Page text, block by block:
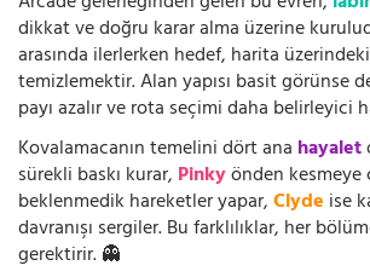
dikkat ve doğru karar alma üzerine
arasında ilerlerken hedef, harita
temizlemektir. Alan yapısı basit görünse
payı azalır ve rota seçimi daha belirleyici
Kovalamacanın temelini dört ana hayalet
sürekli baskı kurar, Pinkyönden kesmeye
beklenmedik hareketler yapar,Clyde ise
davranışı sergiler. Bu farklılıklar, her
gerektirir. 👻